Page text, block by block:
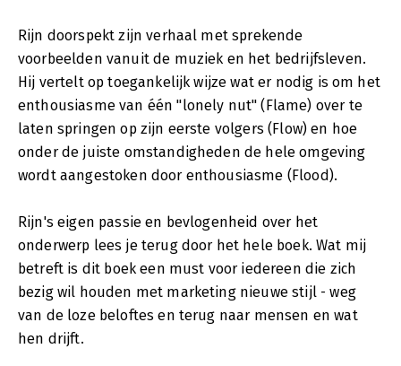
Rijn doorspekt zijn verhaal met sprekende
voorbeelden vanuit de muziek en het bedrijfsleven.
Hij vertelt op toegankelijk wijze wat er nodig is om het
enthousiasme van één "lonely nut" (Flame) over te
laten springen op zijn eerste volgers (Flow) en hoe
onder de juiste omstandigheden de hele omgeving
wordt aangestoken door enthousiasme (Flood).
Rijn's eigen passie en bevlogenheid over het
onderwerp lees je terug door het hele boek. Wat mij
betreft is dit boek een must voor iedereen die zich
bezig wil houden met marketing nieuwe stijl - weg
van de loze beloftes en terug naar mensen en wat
hen drijft.